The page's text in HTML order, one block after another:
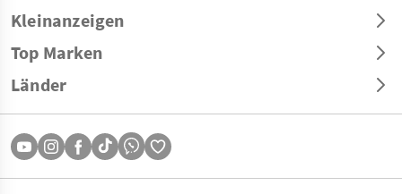
Kleinanzeigen
Top Marken
Länder